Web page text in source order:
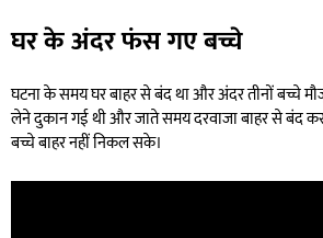
घर के अंदर फंस गए बच्चे
घटना के समय घर बाहर से बंद था और अंदर तीनों बच्चे
लेने दुकान गई थी और जाते समय दरवाजा बाहर से बंद
बच्चे बाहर नहीं निकल सके।